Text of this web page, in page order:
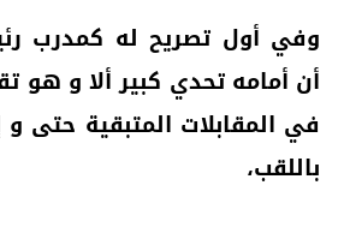
وفي أول تصريح له كمدرب
أن أمامه تحدي كبير ألا و هو
في المقابلات المتبقية حتى و
باللقب،